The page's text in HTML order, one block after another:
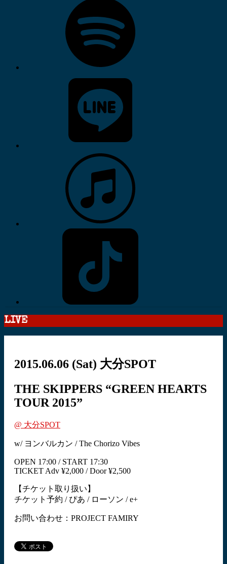
LIVE
2015.06.06 (Sat) 大分SPOT
THE SKIPPERS “GREEN HEARTS
TOUR 2015”
@ 大分SPOT
w/ ヨンバルカン / The Chorizo Vibes
OPEN 17:00 / START 17:30
TICKET Adv ¥2,000 / Door ¥2,500
【チケット取り扱い】
チケット予約 / ぴあ / ローソン / e+
お問い合わせ：PROJECT FAMIRY